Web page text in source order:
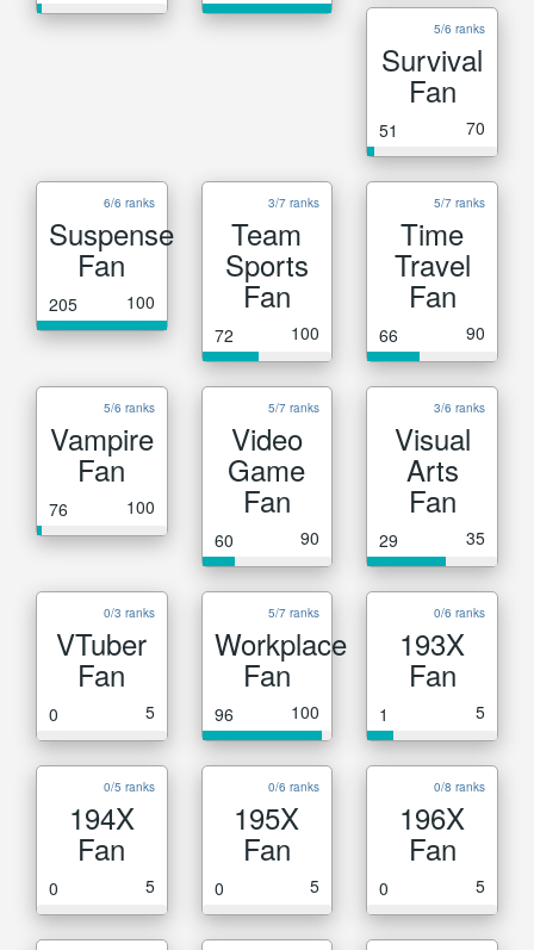
5/6 ranks
Survival
Fan
51 70
6/6 ranks
Suspense
Fan
205 100
3/7 ranks
Team
Sports
Fan
72 100
5/7 ranks
Time
Travel
Fan
66 90
5/6 ranks
Vampire
Fan
76 100
5/7 ranks
Video
Game
Fan
60 90
3/6 ranks
Visual
Arts
Fan
29 35
0/3 ranks
VTuber
Fan
0 5
5/7 ranks
Workplace
Fan
96 100
0/6 ranks
193X
Fan
1 5
0/5 ranks
194X
Fan
0 5
0/6 ranks
195X
Fan
0 5
0/8 ranks
196X
Fan
0 5